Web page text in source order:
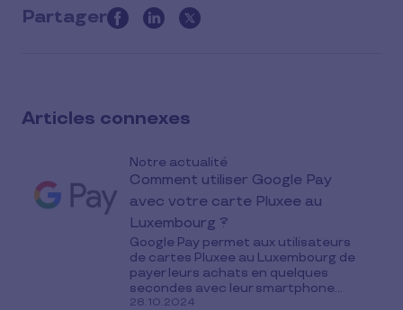
Partager
this
media
Articles connexes
Notre actualité
Comment utiliser Google Pay
avec votre carte Pluxee au
Luxembourg ?
Google Pay permet aux utilisateurs
de cartes Pluxee au Luxembourg de
payer leurs achats en quelques
secondes avec leur smartphone...
28.10.2024